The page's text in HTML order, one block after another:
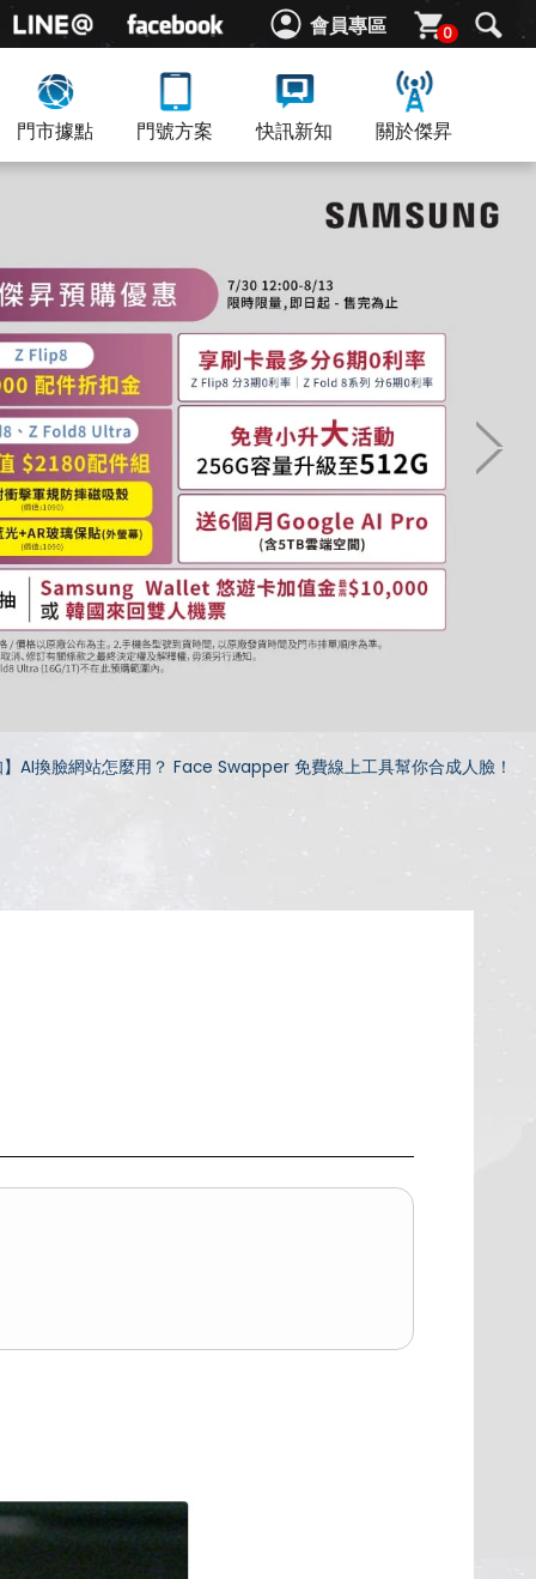
會員專區 0
門市據點 門號方案 快訊新知 關於傑昇
AI換臉網站怎麼用？ Face Swapper 免費線上工具幫你合成人臉！